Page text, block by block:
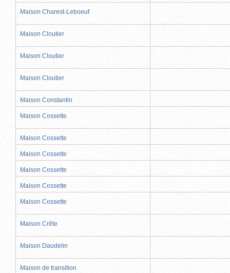
Maison Charest-Leboeuf
Maison Cloutier
Maison Cloutier
Maison Cloutier
Maison Constantin
Maison Cossette
Maison Cossette
Maison Cossette
Maison Cossette
Maison Cossette
Maison Cossette
Maison Crête
Maison Daudelin
Maison de transition